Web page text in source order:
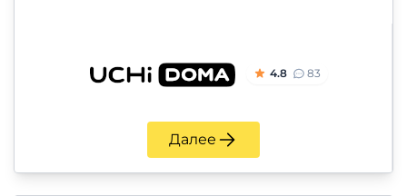
4.8 83
Далее